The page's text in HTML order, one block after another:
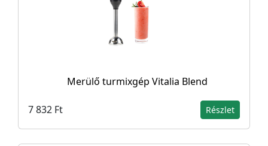
Merülő turmixgép Vitalia Blend
7 832 Ft Részlet